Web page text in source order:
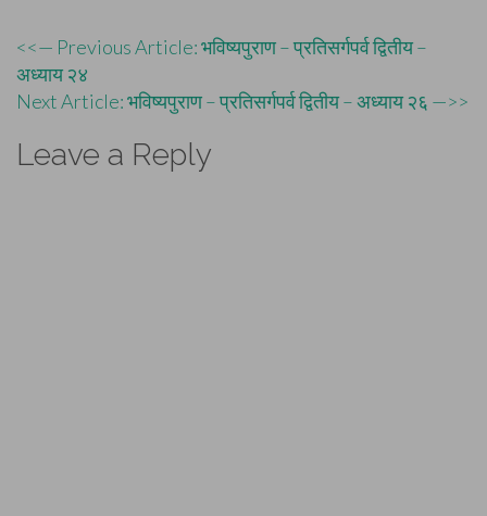
Post
navigation
<<— Previous Article: भविष्यपुराण – प्रतिसर्गपर्व द्वितीय –
अध्याय २४
Next Article: भविष्यपुराण – प्रतिसर्गपर्व द्वितीय – अध्याय २६ —>>
Leave a Reply